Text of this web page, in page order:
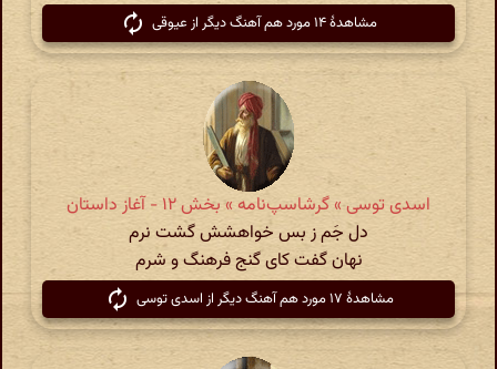
مشاهدهٔ ۱۴ مورد هم آهنگ دیگر از عیوقی
اسدی توسی » گرشاسپ‌نامه » بخش ۱۲ - آغاز داستان
دل جَم ز بس خواهشش گشت نرم
نهان گفت کای گنج فرهنگ و شرم
مشاهدهٔ ۱۷ مورد هم آهنگ دیگر از اسدی توسی